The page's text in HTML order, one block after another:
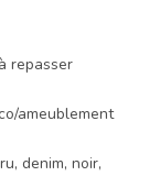
repasser
ameublement
denim, noir,